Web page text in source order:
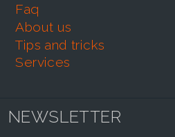
faq
about us
tips and tricks
services
NEWSLETTER